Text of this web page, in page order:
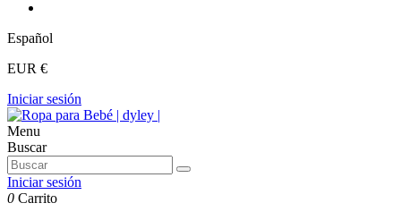
Español
EUR €
Iniciar sesión
Menu
Buscar
Iniciar sesión
0 Carrito